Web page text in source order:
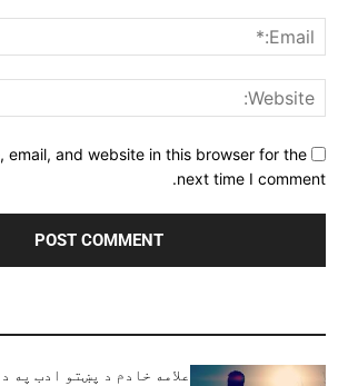
email, and website in this browser for the
next time I comment.
علامه خادم د پښتو ادب په